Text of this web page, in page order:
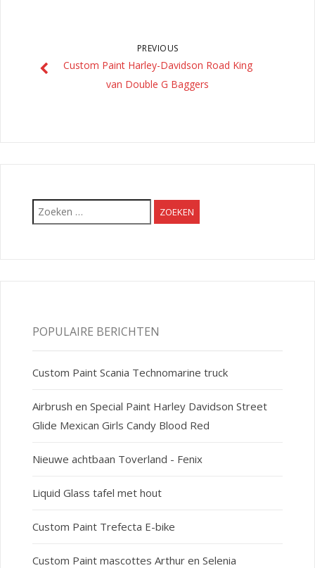
PREVIOUS
Custom Paint Harley-Davidson Road King
van Double G Baggers
Zoeken
naar:
POPULAIRE BERICHTEN
Custom Paint Scania Technomarine truck
Airbrush en Special Paint Harley Davidson Street
Glide Mexican Girls Candy Blood Red
Nieuwe achtbaan Toverland - Fenix
Liquid Glass tafel met hout
Custom Paint Trefecta E-bike
Custom Paint mascottes Arthur en Selenia